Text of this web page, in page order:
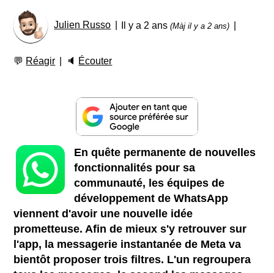
Julien Russo Il y a 2 ans(Màj il y a 2 ans)
💬 Réagir 🔈 Écouter
En quête permanente de nouvelles
fonctionnalités pour sa
communauté, les équipes de
développement de WhatsApp
viennent d'avoir une nouvelle idée
prometteuse. Afin de mieux s'y retrouver sur
l'app, la messagerie instantanée de Meta va
bientôt proposer trois filtres. L'un regroupera